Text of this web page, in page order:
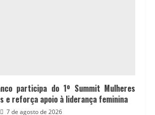
participa do 1º Summit Mulheres
e reforça apoio à liderança feminina
7 de agosto de 2026